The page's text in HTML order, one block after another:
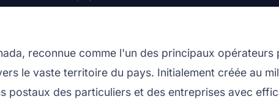
reconnue comme l'un des principaux
le vaste territoire du pays. Initialement créée au
postaux des particuliers et des entreprises avec